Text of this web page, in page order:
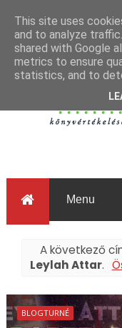
A következő
Leylah Attar.
BLOGTURNÉ
This site uses
and to analyze
shared with Google
metrics to ensure
statistics, and to